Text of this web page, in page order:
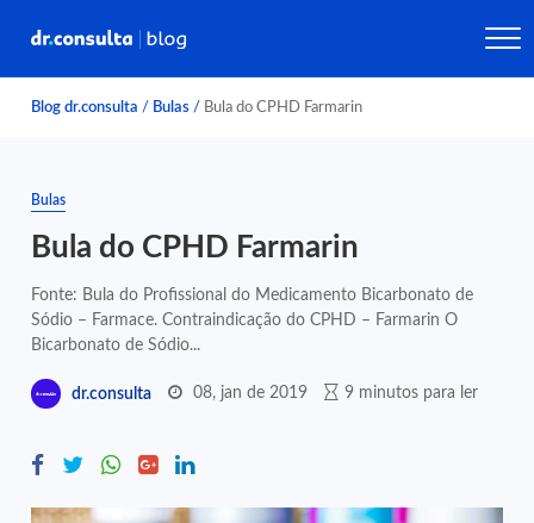
Blog dr.consulta / Bulas / Bula do CPHD Farmarin
Bulas
Bula do CPHD Farmarin
Fonte: Bula do Profissional do Medicamento Bicarbonato de
Sódio – Farmace. Contraindicação do CPHD – Farmarin O
Bicarbonato de Sódio...
dr.consulta 08, jan de 2019 9 minutos para ler